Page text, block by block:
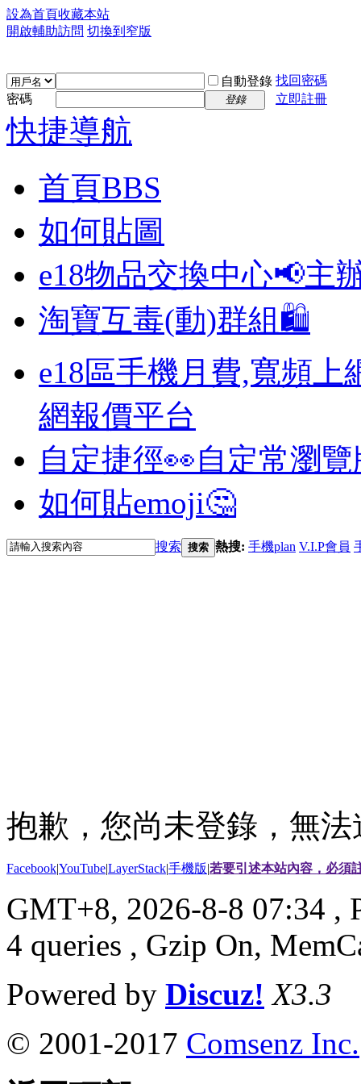
設為首頁收藏本站
開啟輔助訪問 切換到窄版
自動登錄 找回密碼
密碼
登錄 立即註冊
快捷導航
首頁BBS
如何貼圖
e18物品交換中心📢主
淘寶互毒(動)群組🛍️
e18區手機月費,寬頻上
網報價平台
自定捷徑👀自定常瀏
如何貼emoji🤔
搜索 搜索 熱搜: 手機plan V.I.P會員
抱歉，您尚未登錄，無
Facebook|YouTube|LayerStack|手機版|若要引述本站內容，必須
GMT+8, 2026-8-8 07:34 ,
4 queries , Gzip On,
Powered by Discuz! X3.3
© 2001-2017 Comsenz Inc.